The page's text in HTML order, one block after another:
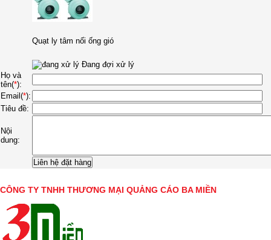
Quạt ly tâm nối ống gió
Đang đợi xử lý
Họ và
tên(*):
Email(*):
Tiêu đề:
Nội
dung:
CÔNG TY TNHH THƯƠNG MẠI QUẢNG CÁO BA MIỀN